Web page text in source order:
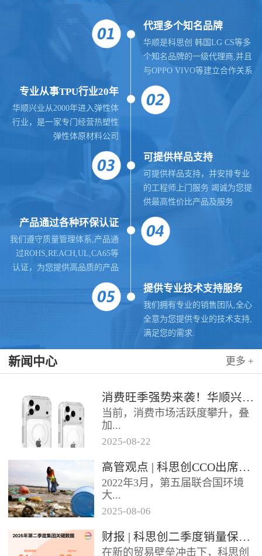
代理多个知名品牌
华顺是科思创 韩国LG CS等多
个知名品牌的一级代理商,并且
与OPPO VIVO等建立合作关系
专业从事TPU行业20年
华顺兴业从2000年进入弹性体
行业，是一家专门经营热塑性
弹性体原材料公司
可提供样品支持
可提供样品支持，并安排专业
的工程师上门服务 竭诚为您提
供最高性价比产品及服务
产品通过各种环保认证
我们遵守质量管理体系, 产品通
过ROHS,REACH,UL,CA65等
认证，为您提供高品质的产品
提供专业技术支持服务
我们拥有专业的销售团队,全心
全意为您提供专业的技术支持,
满足您的需求.
新闻中心 更多 +
消费旺季强势来袭！华顺兴业携手科思创 TPU，为手机护套行业注入破局新动能，抢占市场制高点
当前，消费市场活跃度攀升，叠
加...
各类促销节点临近，手机护套行
业迎来传统销售旺季，市场对高
品质、高性能产品的需求持续走
高。华...
2025-08-22
高管观点 | 科思创CCO出席全球塑料公约大会
2022年3月，第五届联合国环境
大...
会决定成立政府间谈判委员会
（INC），计划通过5次会议在
2025-08-06
财报 | 科思创二季度销量保持稳定，但动荡环境拖累业绩
在新的贸易壁垒冲击下，科思创